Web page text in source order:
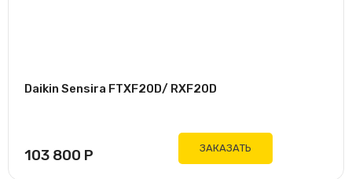
Daikin Sensira FTXF20D/ RXF20D
103 800 Р ЗАКАЗАТЬ